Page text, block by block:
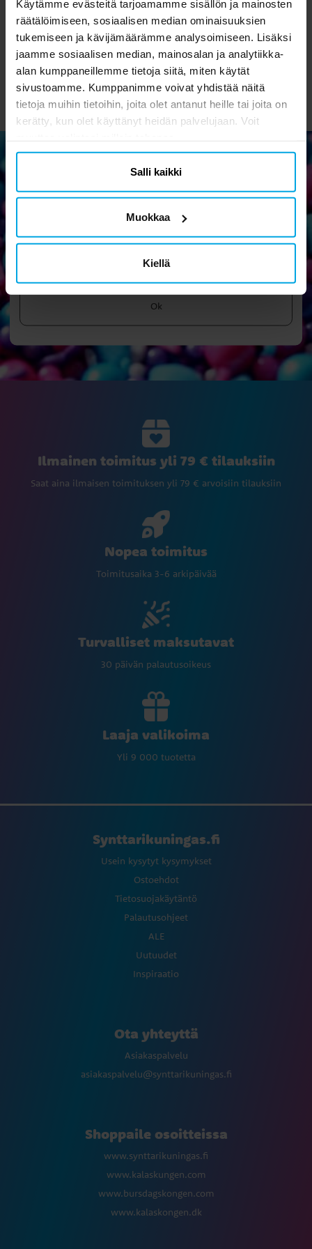
Käytämme evästeitä tarjoamamme sisällön ja mainosten
räätälöimiseen, sosiaalisen median ominaisuuksien
tukemiseen ja kävijämäärämme analysoimiseen. Lisäksi
jaamme sosiaalisen median, mainosalan ja analytiikka-
alan kumppaneillemme tietoja siitä, miten käytät
sivustoamme. Kumppanimme voivat yhdistää näitä
tietoja muihin tietoihin, joita olet antanut heille tai joita on
kerätty, kun olet käyttänyt heidän palvelujaan. Voit
Salli kaikki
Muokkaa
Kiellä
Hinta:2,90 €
2,90 €
OSTA
Hinta:0,49 €
0,49 €
OSTA
Uutiskirje
Tilaa uutiskirjeemme ja osallistu hauskoihin vinkkeihin,
Ok
Ilmainen toimitus yli 79 € tilauksiin
Saat aina ilmaisen toimituksen yli 79 € arvoisiin tilauksiin
Nopea toimitus
Toimitusaika 3-6 arkipäivää
Turvalliset maksutavat
30 päivän palautusoikeus
Laaja valikoima
Yli 9 000 tuotetta
Synttarikuningas.fi
Usein kysytyt kysymykset
Ostoehdot
Tietosuojakäytäntö
Palautusohjeet
ALE
Uutuudet
Inspiraatio
Ota yhteyttä
Asiakaspalvelu
asiakaspalvelu@synttarikuningas.fi
Shoppaile osoitteissa
www.synttarikuningas.fi
www.kalaskungen.com
www.bursdagskongen.com
www.kalaskongen.dk